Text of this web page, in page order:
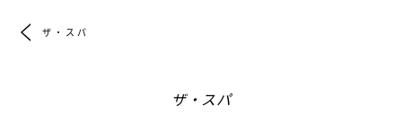
ザ・スパ
ザ・スパ